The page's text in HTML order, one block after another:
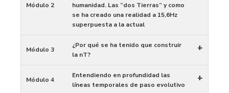
Módulo 2
humanidad. Las “dos Tierras” y como
se ha creado una realidad a 15,6Hz
superpuesta a la actual
Módulo 3
¿Por qué se ha tenido que construir
la nT?
+
Módulo 4
Entendiendo en profundidad las
líneas temporales de paso evolutivo
+